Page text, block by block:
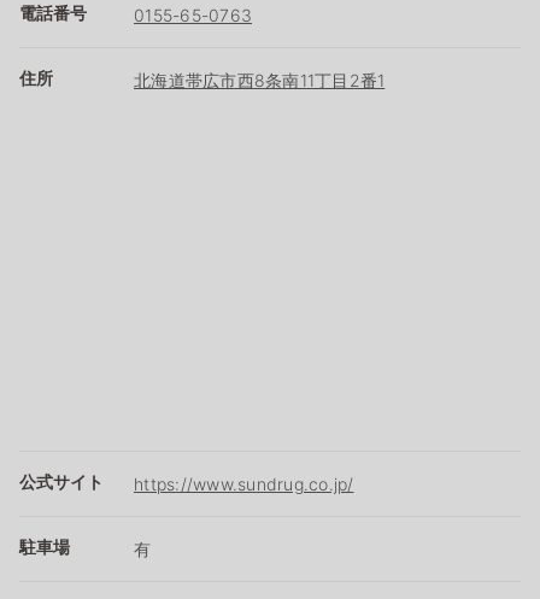
電話番号 0155-65-0763
住所 北海道帯広市西8条南11丁目2番1
公式サイト https://www.sundrug.co.jp/
駐車場 有